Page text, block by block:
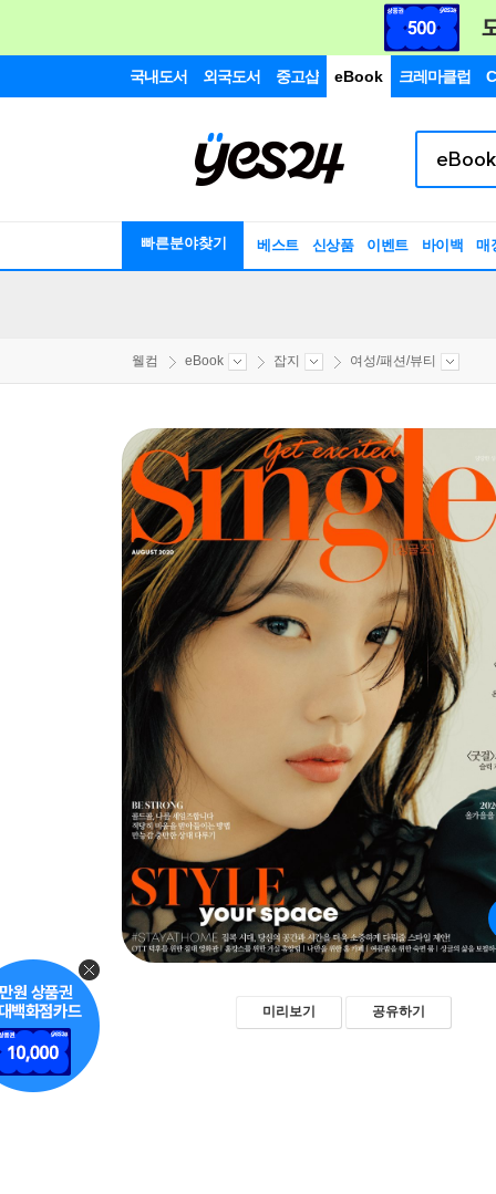
국내도서 외국도서 중고샵 eBook 크레마클럽
빠른분야찾기 베스트 신상품 이벤트 바이백 매
웰컴 eBook 잡지 여성/패션/뷰티
미리보기 공유하기